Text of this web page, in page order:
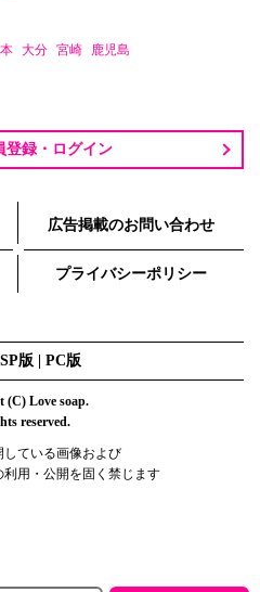
大分 宮崎 鹿児島
登録・ログイン
広告掲載のお問い合わせ
プライバシーポリシー
版 | PC版
(C) Love soap.
reserved.
している画像および
用・公開を固く禁じます